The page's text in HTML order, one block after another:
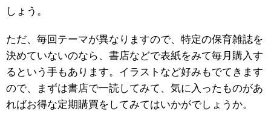
しょう。
ただ、毎回テーマが異なりますので、特定の保育雑誌を
決めていないのなら、書店などで表紙をみて毎月購入す
るという手もあります。イラストなど好みもでてきます
ので、まずは書店で一読してみて、気に入ったものがあ
ればお得な定期購買をしてみてはいかがでしょうか。